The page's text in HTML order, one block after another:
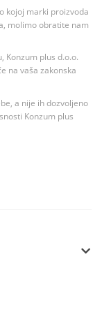
kojoj marki proizvoda
molimo obratite nam
Konzum plus d.o.o.
na vaša zakonska
a nije ih dozvoljeno
Konzum plus